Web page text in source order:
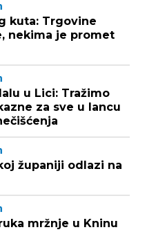
kuta: Trgovine
nekima je promet
u Lici: Tražimo
za sve u lancu
županiji odlazi na
mržnje u Kninu